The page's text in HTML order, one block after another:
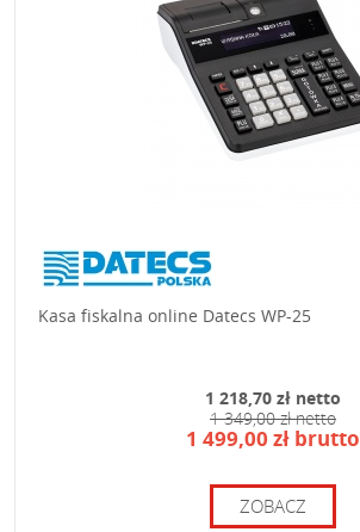
Kasa fiskalna online Datecs WP-25
1 218,70 zł netto
1 349,00 zł netto
1 499,00 zł brutto
ZOBACZ